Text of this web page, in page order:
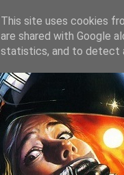
This site uses cookies
are shared with Google
statistics, and to detect